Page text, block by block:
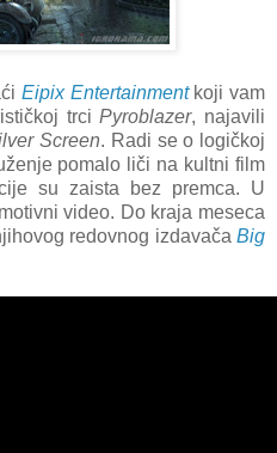
Eipix Entertainmentkoji vam
trciPyroblazer, najavili
Screen. Radi se o logičkoj
pomalo liči na kultni film
su zaista bez premca. U
video. Do kraja meseca
redovnog izdavača Big